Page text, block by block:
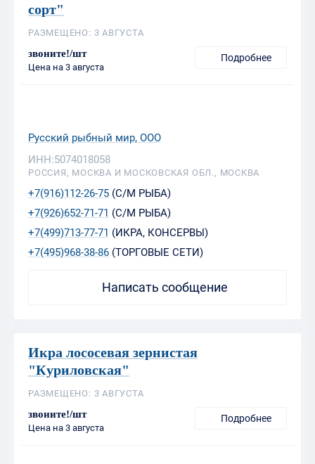
сорт"
РАЗМЕЩЕНО: 3 АВГУСТА
звоните!/шт
Цена на 3 августа
Подробнее
Русский рыбный мир, ООО
ИНН:5074018058
РОССИЯ, МОСКВА И МОСКОВСКАЯ ОБЛ., МОСКВА
+7(916)112-26-75 (С/М РЫБА)
+7(926)652-71-71 (С/М РЫБА)
+7(499)713-77-71 (ИКРА, КОНСЕРВЫ)
+7(495)968-38-86 (ТОРГОВЫЕ СЕТИ)
Написать сообщение
Икра лососевая зернистая
"Куриловская"
РАЗМЕЩЕНО: 3 АВГУСТА
звоните!/шт
Цена на 3 августа
Подробнее